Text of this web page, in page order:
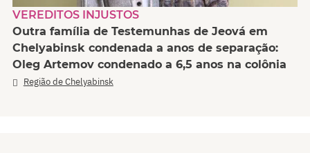
VEREDITOS INJUSTOS
Outra família de Testemunhas de Jeová em
Chelyabinsk condenada a anos de separação:
Oleg Artemov condenado a 6,5 anos na colônia
Região de Chelyabinsk